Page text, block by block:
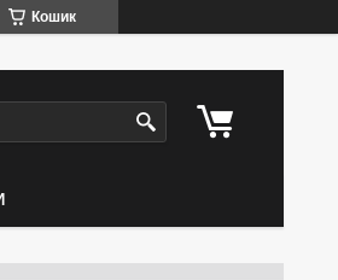
Кошик